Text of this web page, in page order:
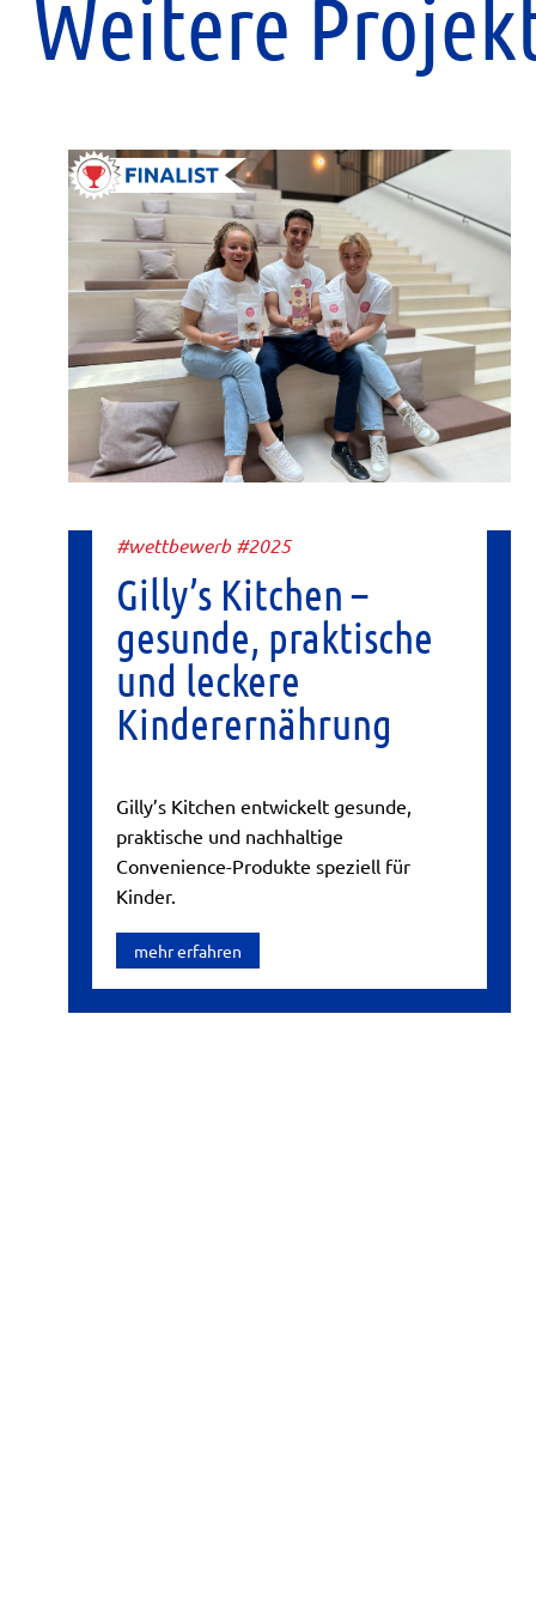
Weitere
#wettbewerb #2025
Gilly’s Kitchen –
gesunde, praktische
und leckere
Kinderernährung
Gilly’s Kitchen entwickelt gesunde,
praktische und nachhaltige
Convenience-Produkte speziell für
Kinder.
mehr erfahren